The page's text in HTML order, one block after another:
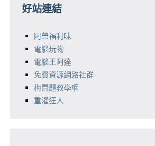
好站連結
阿榮福利味
電腦玩物
電腦王阿達
免費資源網路社群
梅問題教學網
重灌狂人